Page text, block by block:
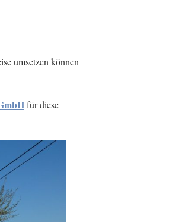
umsetzen können
für diese